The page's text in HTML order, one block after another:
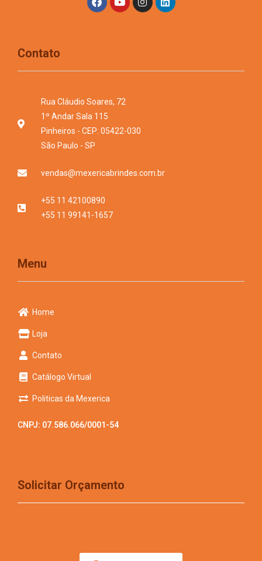
Contato
Rua Cláudio Soares, 72
1º Andar Sala 115
Pinheiros - CEP: 05422-030
São Paulo - SP
vendas@mexericabrindes.com.br
+55 11 42100890
+55 11 99141-1657
Menu
Home
Loja
Contato
Catálogo Virtual
Politicas da Mexerica
CNPJ: 07.586.066/0001-54
Solicitar Orçamento